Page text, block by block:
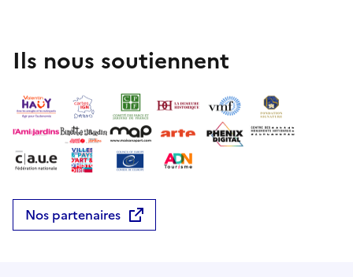
Ils nous soutiennent
Nos partenaires